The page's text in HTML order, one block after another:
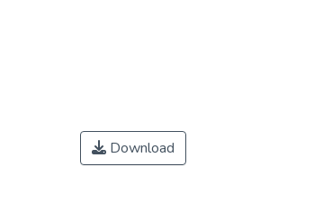
Download